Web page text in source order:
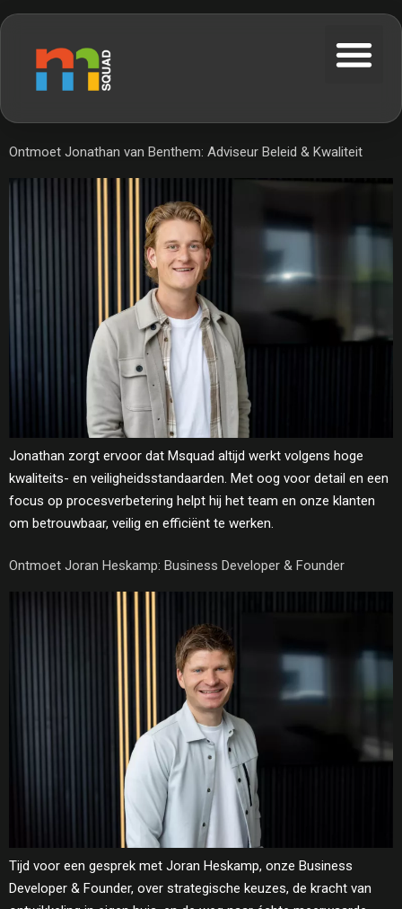
Ontmoet Jonathan van Benthem: Adviseur Beleid & Kwaliteit
Jonathan zorgt ervoor dat Msquad altijd werkt volgens hoge
kwaliteits- en veiligheidsstandaarden. Met oog voor detail en een
focus op procesverbetering helpt hij het team en onze klanten
om betrouwbaar, veilig en efficiënt te werken.
Ontmoet Joran Heskamp: Business Developer & Founder
Tijd voor een gesprek met Joran Heskamp, onze Business
Developer & Founder, over strategische keuzes, de kracht van